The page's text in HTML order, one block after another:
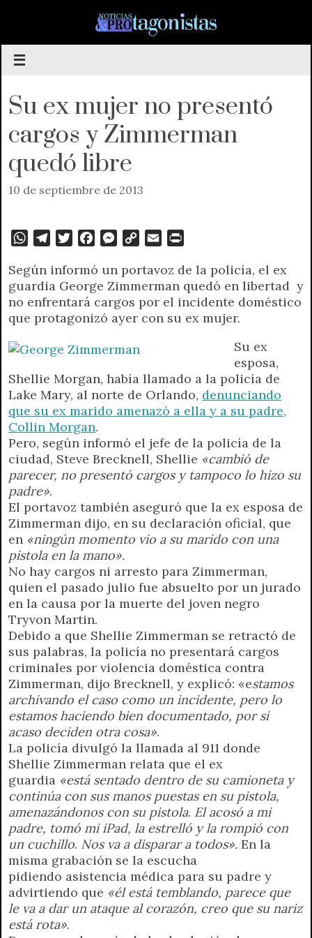
contenido
Su ex mujer no presentó
cargos y Zimmerman
quedó libre
10 de septiembre de 2013
W
a
t
s
A
p
l
e
g
r
m
i
t
t
e
c
e
b
o
k
M
s
s
e
n
e
r
p
y
L
k
a
i
l
i
n
t
F
n
y
Según informó un portavoz de la policía, el ex
guardia George Zimmerman quedó en libertad y
no enfrentará cargos por el incidente doméstico
que protagonizó ayer con su ex mujer.
Su ex
esposa,
Shellie Morgan, había llamado a la policía de
Lake Mary, al norte de Orlando, denunciando
que su ex marido amenazó a ella y a su padre,
Collin Morgan.
Pero, según informó el jefe de la policía de la
ciudad, Steve Brecknell, Shellie «cambió de
parecer, no presentó cargos y tampoco lo hizo su
padre».
El portavoz también aseguró que la ex esposa de
Zimmerman dijo, en su declaración oficial, que
en «ningún momento vio a su marido con una
pistola en la mano».
No hay cargos ni arresto para Zimmerman,
quien el pasado julio fue absuelto por un jurado
en la causa por la muerte del joven negro
Tryvon Martin.
Debido a que Shellie Zimmerman se retractó de
sus palabras, la policía no presentará cargos
criminales por violencia doméstica contra
Zimmerman, dijo Brecknell, y explicó: «estamos
archivando el caso como un incidente, pero lo
estamos haciendo bien documentado, por si
acaso deciden otra cosa».
La policía divulgó la llamada al 911 donde
Shellie Zimmerman relata que el ex
guardia «está sentado dentro de su camioneta y
continúa con sus manos puestas en su pistola,
amenazándonos con su pistola. El acosó a mi
padre, tomó mi iPad, la estrelló y la rompió con
un cuchillo. Nos va a disparar a todos». En la
misma grabación se la escucha
pidiendo asistencia médica para su padre y
advirtiendo que «él está temblando, parece que
le va a dar un ataque al corazón, creo que su nariz
está rota».